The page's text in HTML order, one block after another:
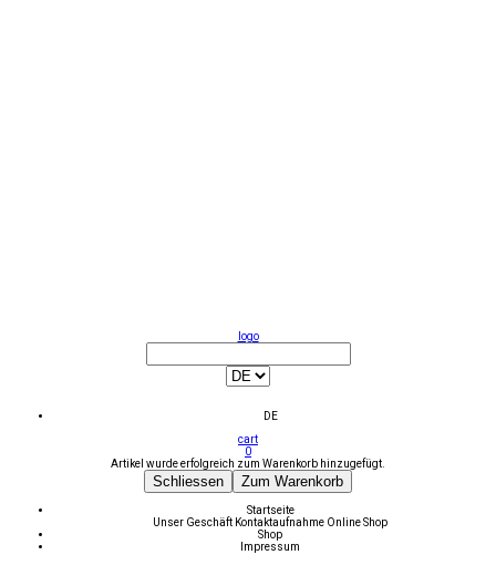
logo
DE
cart
0
Artikel wurde erfolgreich zum Warenkorb hinzugefügt.
Schliessen Zum Warenkorb
Startseite
Unser Geschäft Kontaktaufnahme Online Shop
Shop
Impressum